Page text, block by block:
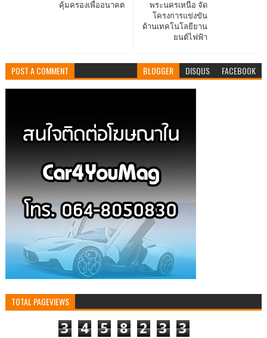
พระนครเหนือ จัด
โครงการแข่งขัน
ด้านเทคโนโลยียาน
ยนต์ไฟฟ้า
คุ้มครองเพื่ออนาคต
POST A COMMENT BLOGGER DISQUS FACEBOOK
TOTAL PAGEVIEWS
3 4 5 8 2 3 3